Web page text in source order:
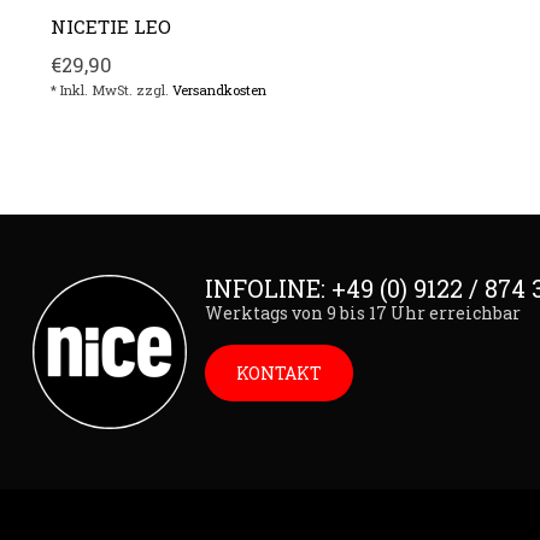
NICETIE LEO
€29,90
* Inkl. MwSt. zzgl. Versandkosten
INFOLINE: +49 (0) 9122 / 874
Werktags von 9 bis 17 Uhr erreichbar
KONTAKT